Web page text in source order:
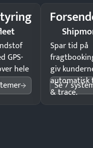
GPS-
hele
Spar tid på
giv
automatisk
& trace.
Se 7